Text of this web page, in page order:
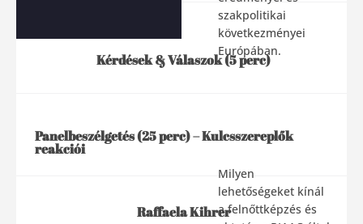
szakpolitikai
következményei
Európában.
Kérdések & Válaszok (5 perc)
Panelbeszélgetés (25 perc) – Kulcsszereplők
reakciói
Raffaela Kihrer
Milyen
lehetőségeket kínál
a felnőttképzés és